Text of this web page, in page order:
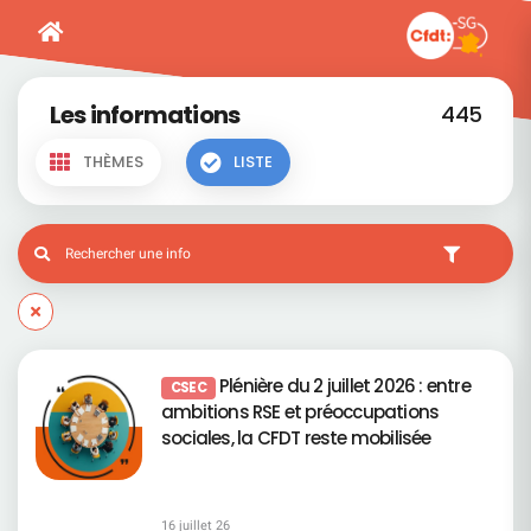
Les informations 445
THÈMES LISTE
CSEC Plénière du 2 juillet 2026 : entre
ambitions RSE et préoccupations
sociales, la CFDT reste mobilisée
16 juillet 26